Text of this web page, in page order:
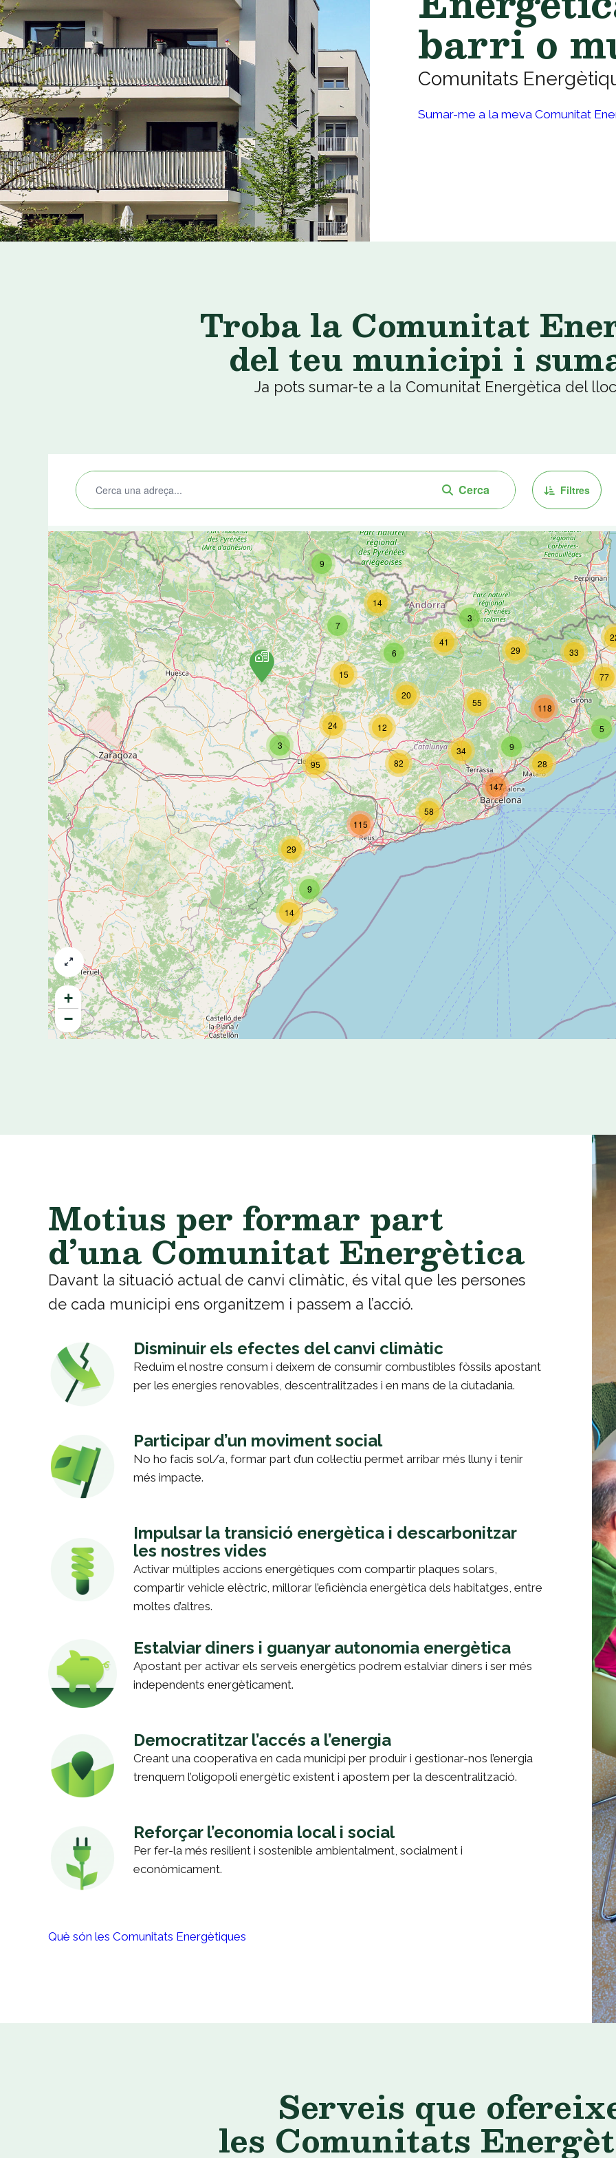
barri o
Comunitats
Sumar-me a la meva Comunitat
Troba la Comunitat
del teu municipi i
Ja pots sumar-te a la Comunitat Energètica del
Motius per formar part
d’una Comunitat Energètica
Davant la situació actual de canvi climàtic, és vital que les persones
de cada municipi ens organitzem i passem a l’acció.
Disminuir els efectes del canvi climàtic
Reduïm el nostre consum i deixem de consumir combustibles fòssils apostant
per les energies renovables, descentralitzades i en mans de la ciutadania.
Participar d’un moviment social
No ho facis sol/a, formar part d’un col·lectiu permet arribar més lluny i tenir
més impacte.
Impulsar la transició energètica i descarbonitzar
les nostres vides
Activar múltiples accions energètiques com compartir plaques solars,
compartir vehicle elèctric, millorar l’eficiència energètica dels habitatges, entre
moltes d’altres.
Estalviar diners i guanyar autonomia energètica
Apostant per activar els serveis energètics podrem estalviar diners i ser més
independents energèticament.
Democratitzar l’accés a l’energia
Creant una cooperativa en cada municipi per produir i gestionar-nos l’energia
trenquem l’oligopoli energètic existent i apostem per la descentralització.
Reforçar l’economia local i social
Per fer-la més resilient i sostenible ambientalment, socialment i
econòmicament.
Què són les Comunitats Energètiques
Serveis que
les Comunitats